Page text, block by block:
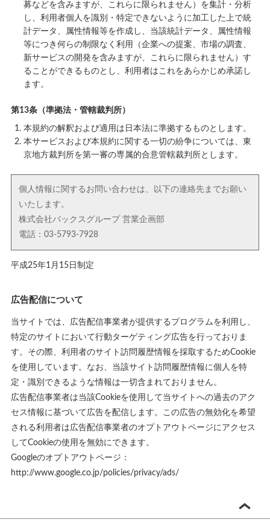
募などを含みますが、これらに限られません）を集計・分析
し、利用者個人を識別・特定できないように加工した上で統
計データ、属性情報等を作成し、当該統計データ、属性情報
等につき何らの制限なく利用（企業への提案、市場の調査、
新サービスの開発を含みますが、これらに限られません）す
ることができるものとし、利用者はこれをあらかじめ承諾し
ます。
第13条（準拠法・管轄裁判所）
本規約の解釈および適用は日本法に準拠するものとします。
本サービスおよび本規約に関する一切の紛争については、東
京地方裁判所を第一審の専属的合意管轄裁判所とします。
個人情報に関するお問い合わせは、以下の連絡先までお願い
いたします。
株式会社バックスグループ 営業企画部
電話：03-5793-7928
平成25年1月15日制定
広告配信について
当サイトでは、広告配信事業者が提供するプログラムを利用し、
特定のサイトにおいて行動ターゲティング広告を行っておりま
す。その際、利用者のサイト訪問履歴情報を採取するためCookie
を使用しています。なお、当該サイト訪問履歴情報に個人を特
定・識別できるような情報は一切含まれておりません。
広告配信事業者は当該Cookieを使用して当サイトへの過去のアク
セス情報に基づいて広告を配信します。この広告の無効化を希望
される利用者は広告配信事業者のオプトアウトページにアクセス
してCookieの使用を無効にできます。
Googleのオプトアウトページ：
http://www.google.co.jp/policies/privacy/ads/